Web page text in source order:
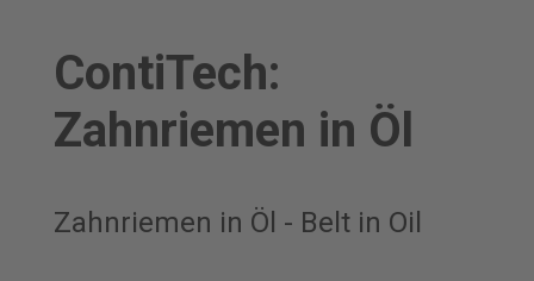
ContiTech:
Zahnriemen in Öl
Zahnriemen in Öl - Belt in Oil